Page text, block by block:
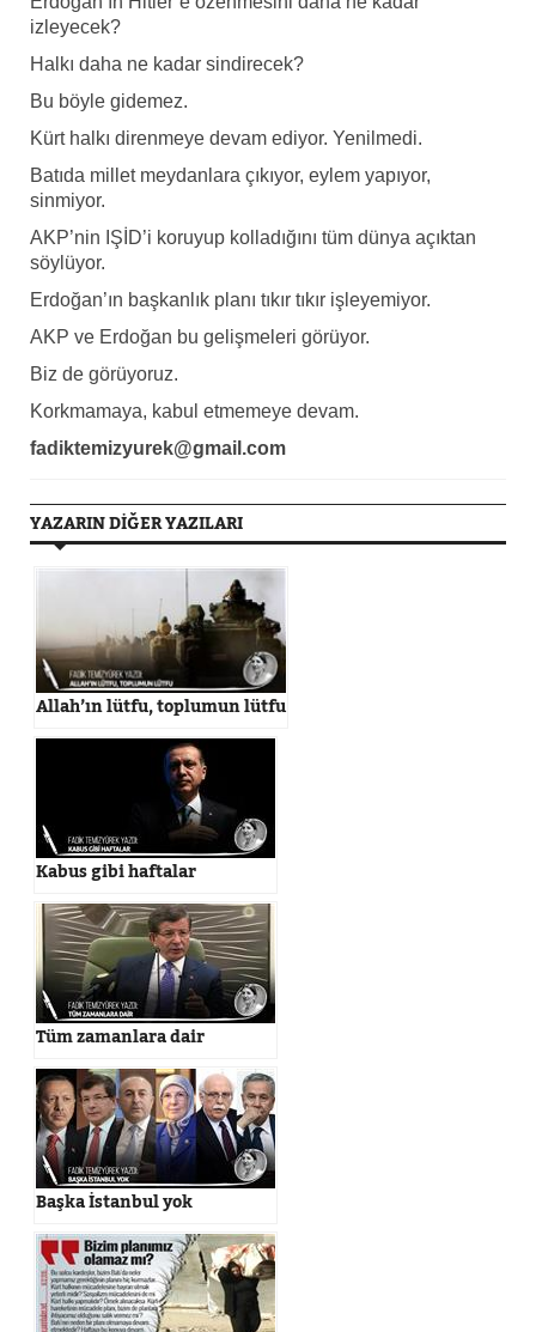
izleyecek?
Halkı daha ne kadar sindirecek?
Bu böyle gidemez.
Kürt halkı direnmeye devam ediyor. Yenilmedi.
Batıda millet meydanlara çıkıyor, eylem yapıyor,
sinmiyor.
AKP’nin IŞİD’i koruyup kolladığını tüm dünya açıktan
söylüyor.
Erdoğan’ın başkanlık planı tıkır tıkır işleyemiyor.
AKP ve Erdoğan bu gelişmeleri görüyor.
Biz de görüyoruz.
Korkmamaya, kabul etmemeye devam.
fadiktemizyurek@gmail.com
YAZARIN DİĞER YAZILARI
Allah’ın lütfu, toplumun lütfu
Kabus gibi haftalar
Tüm zamanlara dair
Başka İstanbul yok